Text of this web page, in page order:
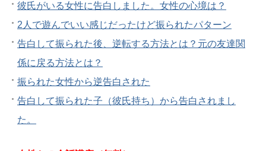
彼氏がいる女性に告白しました。女性の心境は？
2人で遊んでいい感じだったけど振られたパターン
告白して振られた後、逆転する方法とは？元の友達関
係に戻る方法とは？
振られた女性から逆告白された
告白して振られた子（彼氏持ち）から告白されまし
た。